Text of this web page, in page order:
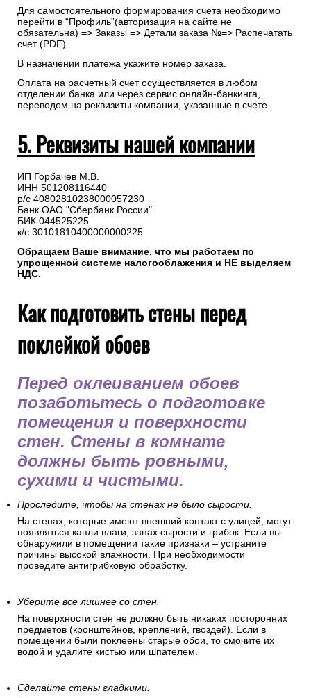
Для самостоятельного формирования счета необходимо
перейти в “Профиль”(авторизация на сайте не
обязательна) => Заказы => Детали заказа №=> Распечатать
счет (PDF)
В назначении платежа укажите номер заказа.
Оплата на расчетный счет осуществляется в любом
отделении банка или через сервис онлайн-банкинга,
переводом на реквизиты компании, указанные в счете.
5. Реквизиты нашей компании
ИП Горбачев М.В.
ИНН 501208116440
р/с 40802810238000057230
Банк ОАО "Сбербанк России"
БИК 044525225
к/с 30101810400000000225
Обращаем Ваше внимание, что мы работаем по
упрощенной системе налогооблажения и НЕ выделяем
НДС.
Как подготовить стены перед
поклейкой обоев
Перед оклеиванием обоев
позаботьтесь о подготовке
помещения и поверхности
стен. Стены в комнате
должны быть ровными,
сухими и чистыми.
Проследите, чтобы на стенах не было сырости.
На стенах, которые имеют внешний контакт с улицей, могут
появляться капли влаги, запах сырости и грибок. Если вы
обнаружили в помещении такие признаки – устраните
причины высокой влажности. При необходимости
проведите антигрибковую обработку.
Уберите все лишнее со стен.
На поверхности стен не должно быть никаких посторонних
предметов (кронштейнов, креплений, гвоздей). Если в
помещении были поклеены старые обои, то смочите их
водой и удалите кистью или шпателем.
Сделайте стены гладкими.